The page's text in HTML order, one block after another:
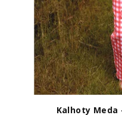
Kalhoty Meda